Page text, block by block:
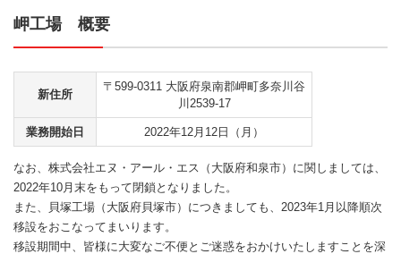
岬工場 概要
新住所
〒599-0311 大阪府泉南郡岬町多奈川谷
川 2539-17
業務開始日 2022年12月12日（月）
なお、株式会社エヌ・アール・エス（大阪府和泉市）に関しましては、
2022年10月末をもって閉鎖となりました。
また、貝塚工場（大阪府貝塚市）につきましても、2023年1月以降順次
移設をおこなってまいります。
移設期間中、皆様に大変なご不便とご迷惑をおかけいたしますことを深